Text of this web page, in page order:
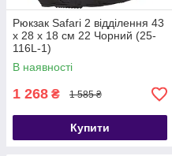
Рюкзак Safari 2 відділення 43
х 28 х 18 см 22 Чорний (25-
116L-1)
В наявності
1 268 ₴ 1 585 ₴
Купити